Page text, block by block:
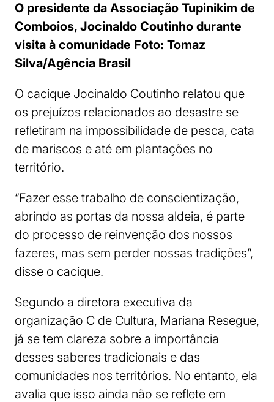
O presidente da Associação Tupinikim de
Comboios, Jocinaldo Coutinho durante
visita à comunidade Foto: Tomaz
Silva/Agência Brasil
O cacique Jocinaldo Coutinho relatou que
os prejuízos relacionados ao desastre se
refletiram na impossibilidade de pesca, cata
de mariscos e até em plantações no
território.
“Fazer esse trabalho de conscientização,
abrindo as portas da nossa aldeia, é parte
do processo de reinvenção dos nossos
fazeres, mas sem perder nossas tradições”,
disse o cacique.
Segundo a diretora executiva da
organização C de Cultura, Mariana Resegue,
já se tem clareza sobre a importância
desses saberes tradicionais e das
comunidades nos territórios. No entanto, ela
avalia que isso ainda não se reflete em